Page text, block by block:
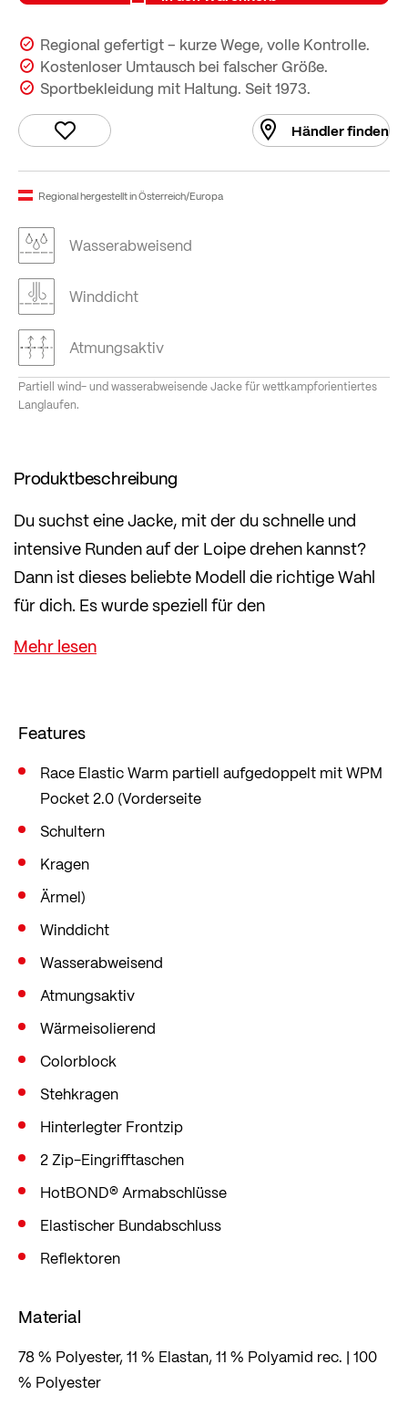
Regional gefertigt – kurze Wege, volle Kontrolle.
Kostenloser Umtausch bei falscher Größe.
Sportbekleidung mit Haltung. Seit 1973.
Händler finden
Regional hergestellt in Österreich/Europa
Wasserabweisend
Winddicht
Atmungsaktiv
Partiell wind- und wasserabweisende Jacke für wettkampforientiertes
Langlaufen.
Produktbeschreibung
Du suchst eine Jacke, mit der du schnelle und
intensive Runden auf der Loipe drehen kannst?
Dann ist dieses beliebte Modell die richtige Wahl
für dich. Es wurde speziell für den
wettkampforientierten Langlauf entwickelt.
An der Vorderseite, Schultern, Kragen und Ärmeln
Elastisches Material an der Rückseite sorgt für
eine athletische Passform, so dass die Jacke eng
und rennergonomisch sitzt. Kombinierbar mit der
Tight WORLDCUP DDP.
Features
Race Elastic Warm partiell aufgedoppelt mit WPM
Pocket 2.0 (Vorderseite
Schultern
Kragen
Ärmel)
Winddicht
Wasserabweisend
Atmungsaktiv
Wärmeisolierend
Colorblock
Stehkragen
Hinterlegter Frontzip
2 Zip-Eingrifftaschen
HotBOND® Armabschlüsse
Elastischer Bundabschluss
Reflektoren
Material
78 % Polyester, 11 % Elastan, 11 % Polyamid rec. | 100
% Polyester